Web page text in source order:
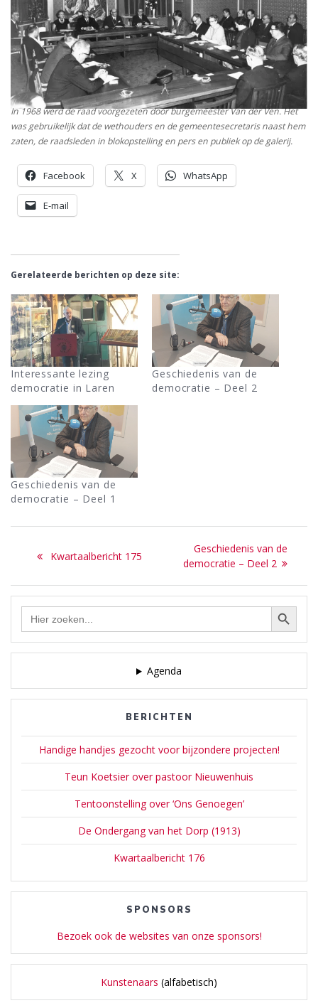
In 1968 werd de raad voorgezeten door burgemeester Van der Ven. Het
was gebruikelijk dat de wethouders en de gemeentesecretaris naast hem
zaten, de raadsleden in blokopstelling en pers en publiek op de galerij.
Facebook X WhatsApp
E-mail
Gerelateerde berichten op deze site:
Interessante lezing
democratie in Laren
Geschiedenis van de
democratie – Deel 2
Geschiedenis van de
democratie – Deel 1
navigatie
Previous
Kwartaalbericht 175
Next
post:
Geschiedenis van de
democratie – Deel 2
Zoek Zoekknop
Agenda
BERICHTEN
Handige handjes gezocht voor bijzondere projecten!
Teun Koetsier over pastoor Nieuwenhuis
Tentoonstelling over ‘Ons Genoegen’
De Ondergang van het Dorp (1913)
Kwartaalbericht 176
SPONSORS
Bezoek ook de websites van onze sponsors!
Kunstenaars (alfabetisch)